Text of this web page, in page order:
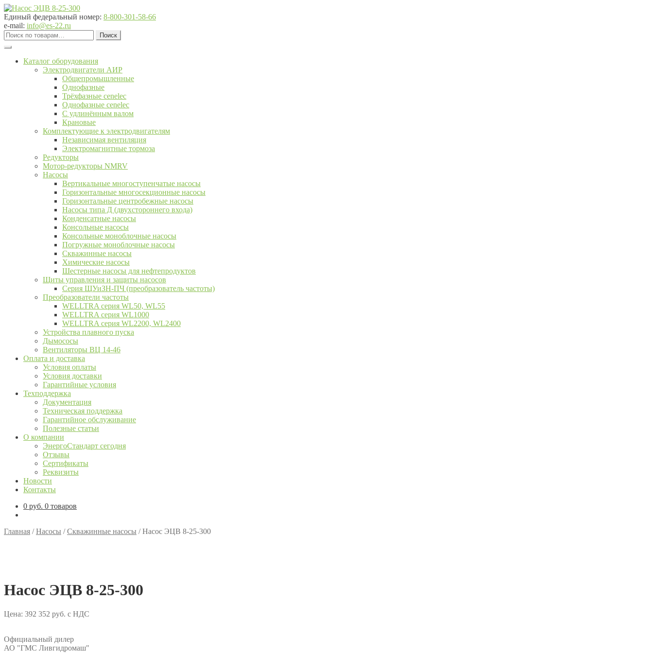
Перейти
к
навигации
Перейти
к
содержимому
Единый федеральный номер: 8-800-301-58-66
e-mail: info@es-22.ru
Искать:
Поиск
Каталог оборудования
Электродвигатели АИР
Общепромышленные
Однофазные
Трёхфазные cenelec
Однофазные cenelec
С удлинённым валом
Крановые
Комплектующие к электродвигателям
Независимая вентиляция
Электромагнитные тормоза
Редукторы
Мотор-редукторы NMRV
Насосы
Вертикальные многоступенчатые насосы
Горизонтальные многосекционные насосы
Горизонтальные центробежные насосы
Насосы типа Д (двухстороннего входа)
Конденсатные насосы
Консольные насосы
Консольные моноблочные насосы
Погружные моноблочные насосы
Скважинные насосы
Химические насосы
Шестерные насосы для нефтепродуктов
Щиты управления и защиты насосов
Серия ЩУиЗН-ПЧ (преобразователь частоты)
Преобразователи частоты
WELLTRA cерия WL50, WL55
WELLTRA cерия WL1000
WELLTRA серия WL2200, WL2400
Устройства плавного пуска
Дымососы
Вентиляторы ВЦ 14-46
Оплата и доставка
Условия оплаты
Условия доставки
Гарантийные условия
Техподдержка
Документация
Техническая поддержка
Гарантийное обслуживание
Полезные статьи
О компании
ЭнергоСтандарт сегодня
Отзывы
Сертификаты
Реквизиты
Новости
Контакты
0 руб. 0 товаров
Главная /Насосы /Скважинные насосы /Насос ЭЦВ 8-25-300
Насос ЭЦВ 8-25-300
Цена: 392 352 руб. с НДС
Официальный дилер
АО "ГМС Ливгидромаш"